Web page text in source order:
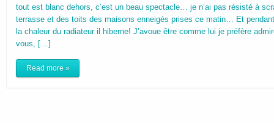
tout est blanc dehors, c’est un beau spectacle… je n’ai pas résisté à
terrasse et des toits des maisons enneigés prises ce matin… Et
la chaleur du radiateur il hiberne! J’avoue être comme lui je préfère
vous, […]
Read more »